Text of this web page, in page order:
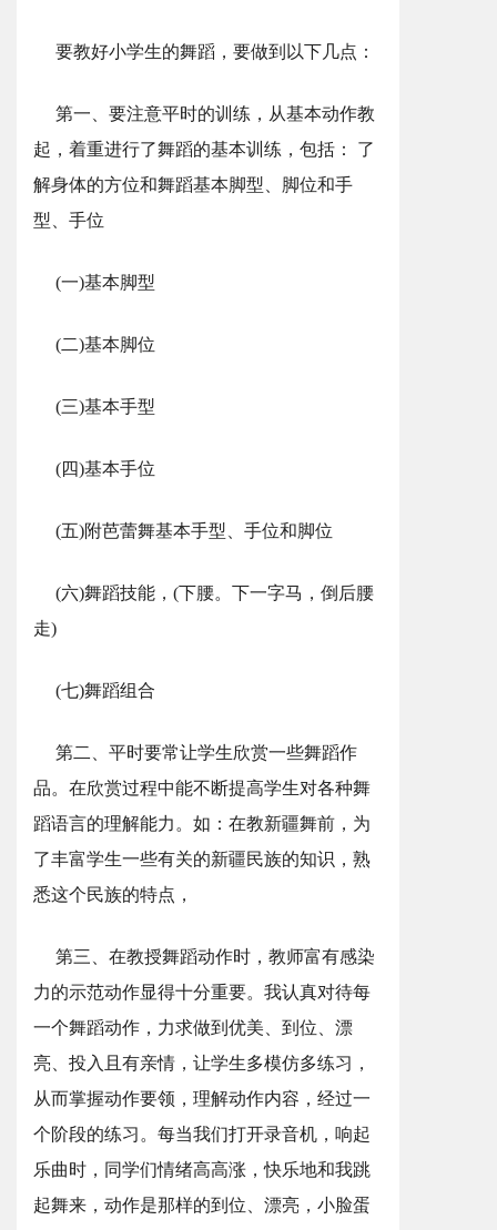
要教好小学生的舞蹈，要做到以下几点：
第一、要注意平时的训练，从基本动作教
起，着重进行了舞蹈的基本训练，包括： 了
解身体的方位和舞蹈基本脚型、脚位和手
型、手位
(一)基本脚型
(二)基本脚位
(三)基本手型
(四)基本手位
(五)附芭蕾舞基本手型、手位和脚位
(六)舞蹈技能，(下腰。下一字马，倒后腰
走)
(七)舞蹈组合
第二、平时要常让学生欣赏一些舞蹈作
品。在欣赏过程中能不断提高学生对各种舞
蹈语言的理解能力。如：在教新疆舞前，为
了丰富学生一些有关的新疆民族的知识，熟
悉这个民族的特点，
第三、在教授舞蹈动作时，教师富有感染
力的示范动作显得十分重要。我认真对待每
一个舞蹈动作，力求做到优美、到位、漂
亮、投入且有亲情，让学生多模仿多练习，
从而掌握动作要领，理解动作内容，经过一
个阶段的练习。每当我们打开录音机，响起
乐曲时，同学们情绪高高涨，快乐地和我跳
起舞来，动作是那样的到位、漂亮，小脸蛋